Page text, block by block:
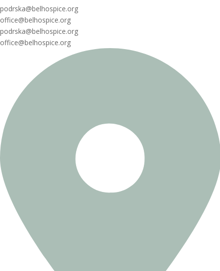
podrska@belhospice.org
office@belhospice.org
podrska@belhospice.org
office@belhospice.org